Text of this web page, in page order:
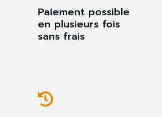
Paiement possible
en plusieurs fois
sans frais